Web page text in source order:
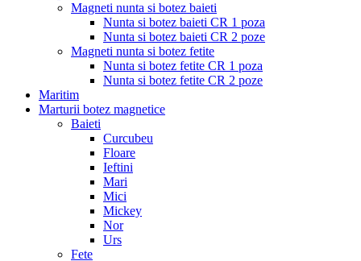
Magneti nunta si botez baieti
Nunta si botez baieti CR 1 poza
Nunta si botez baieti CR 2 poze
Magneti nunta si botez fetite
Nunta si botez fetite CR 1 poza
Nunta si botez fetite CR 2 poze
Maritim
Marturii botez magnetice
Baieti
Curcubeu
Floare
Ieftini
Mari
Mici
Mickey
Nor
Urs
Fete